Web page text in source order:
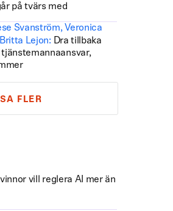
på tvärs med
Svanström, Veronica
Lejon: Dra tillbaka
FLER
vill reglera AI mer än